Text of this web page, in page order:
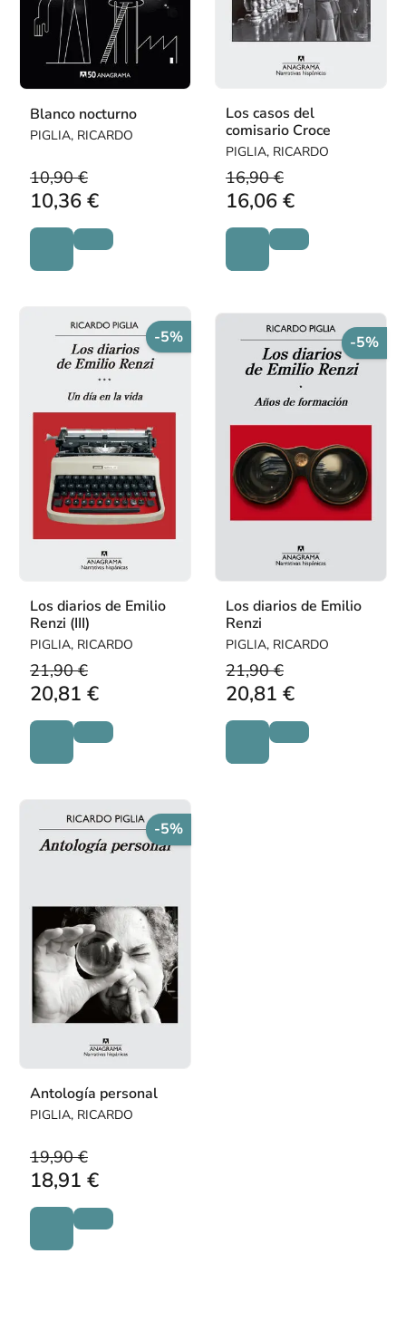
Blanco nocturno
PIGLIA, RICARDO
10,90 €
10,36 €
Los casos del
comisario Croce
PIGLIA, RICARDO
16,90 €
16,06 €
-5%
Los diarios de Emilio
Renzi (III)
PIGLIA, RICARDO
21,90 €
20,81 €
-5%
Los diarios de Emilio
Renzi
PIGLIA, RICARDO
21,90 €
20,81 €
-5%
Antología personal
PIGLIA, RICARDO
19,90 €
18,91 €